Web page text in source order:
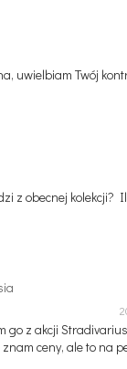
uwielbiam Twój
z obecnej kolekcji?
go z akcji
ceny, ale to na